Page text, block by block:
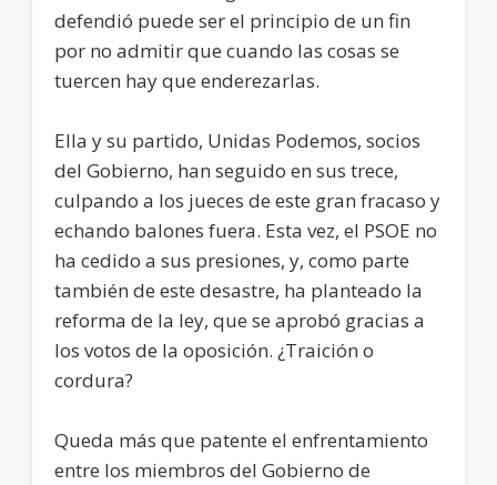
defendió puede ser el principio de un fin
por no admitir que cuando las cosas se
tuercen hay que enderezarlas.
Ella y su partido, Unidas Podemos, socios
del Gobierno, han seguido en sus trece,
culpando a los jueces de este gran fracaso y
echando balones fuera. Esta vez, el PSOE no
ha cedido a sus presiones, y, como parte
también de este desastre, ha planteado la
reforma de la ley, que se aprobó gracias a
los votos de la oposición. ¿Traición o
cordura?
Queda más que patente el enfrentamiento
entre los miembros del Gobierno de